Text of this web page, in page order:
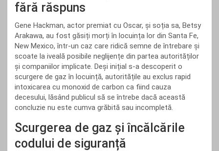
fără răspuns
Gene Hackman, actor premiat cu Oscar, și soția sa, Betsy
Arakawa, au fost găsiți morți în locuința lor din Santa Fe,
New Mexico, într-un caz care ridică semne de întrebare și
scoate la iveală posibile neglijențe din partea autorităților
și companiilor implicate. Deși inițial s-a descoperit o
scurgere de gaz în locuință, autoritățile au exclus rapid
intoxicarea cu monoxid de carbon ca fiind cauza
decesului, lăsând publicul să se întrebe dacă această
concluzie nu este cumva grăbită sau incompletă.
Scurgerea de gaz și încălcările
codului de siguranță